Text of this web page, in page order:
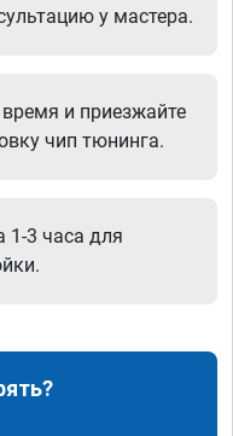
у мастера.
и приезжайте
чип тюнинга.
1-3 часа для